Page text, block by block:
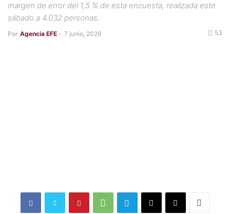
margen de error del 1,5 % de esta encuesta, realizada este
sábado a 4.032 personas.
Por Agencia EFE - 7 junio, 2026 53